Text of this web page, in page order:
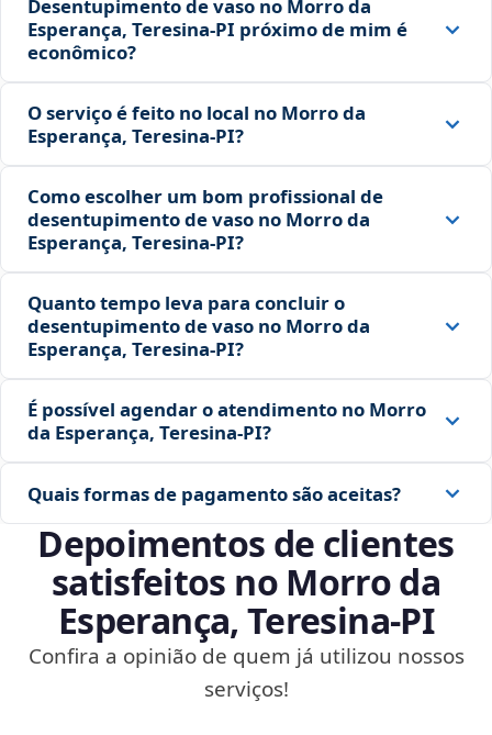
Desentupimento de vaso no Morro da
Esperança, Teresina‑PI próximo de mim é
econômico?
O serviço é feito no local no Morro da
Esperança, Teresina‑PI?
Como escolher um bom profissional de
desentupimento de vaso no Morro da
Esperança, Teresina‑PI?
Quanto tempo leva para concluir o
desentupimento de vaso no Morro da
Esperança, Teresina‑PI?
É possível agendar o atendimento no Morro
da Esperança, Teresina‑PI?
Quais formas de pagamento são aceitas?
Depoimentos de clientes
satisfeitos no Morro da
Esperança, Teresina‑PI
Confira a opinião de quem já utilizou nossos
serviços!